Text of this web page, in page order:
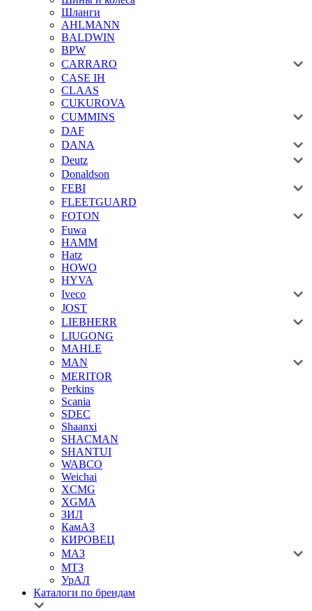
Шланги
AHLMANN
BALDWIN
BPW
CARRARO
CASE IH
CLAAS
CUKUROVA
CUMMINS
DAF
DANA
Deutz
Donaldson
FEBI
FLEETGUARD
FOTON
Fuwa
HAMM
Hatz
HOWO
HYVA
Iveco
JOST
LIEBHERR
LIUGONG
MAHLE
MAN
MERITOR
Perkins
Scania
SDEC
Shaanxi
SHACMAN
SHANTUI
WABCO
Weichai
XCMG
XGMA
ЗИЛ
КамАЗ
КИРОВЕЦ
МАЗ
МТЗ
УрАЛ
Каталоги по брендам